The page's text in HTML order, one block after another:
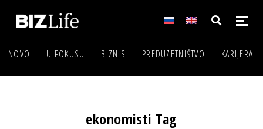
NOVO U FOKUSU BIZNIS PREDUZETNIŠTVO KARIJERA
ekonomisti Tag